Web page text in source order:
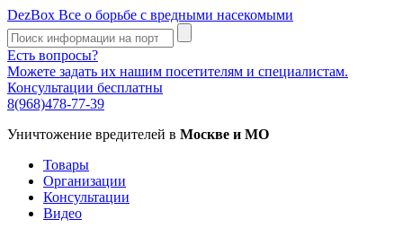
DezBox Все о борьбе с вредными насекомыми
Есть вопросы?
Можете задать их нашим посетителям и специалистам.
Консультации бесплатны
8(968)478-77-39
Уничтожение вредителей в Москве и МО
Товары
Организации
Консультации
Видео